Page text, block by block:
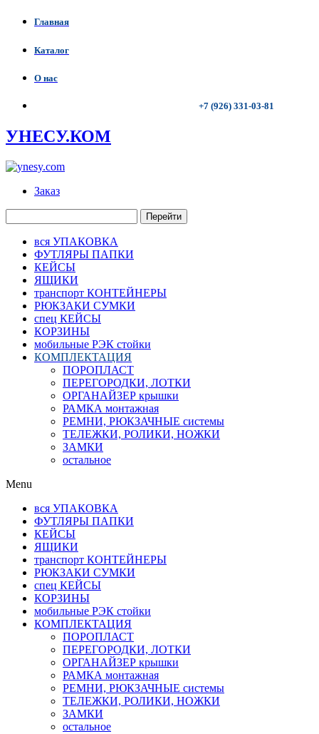
Главная
Каталог
О нас
+7 (926) 331-03-81
УНЕСУ.КОМ
Заказ
Перейти
вся УПАКОВКА
ФУТЛЯРЫ ПАПКИ
КЕЙСЫ
ЯЩИКИ
транспорт КОНТЕЙНЕРЫ
РЮКЗАКИ СУМКИ
спец КЕЙСЫ
КОРЗИНЫ
мобильные РЭК стойки
КОМПЛЕКТАЦИЯ
ПОРОПЛАСТ
ПЕРЕГОРОДКИ, ЛОТКИ
ОРГАНАЙЗЕР крышки
РАМКА монтажная
РЕМНИ, РЮКЗАЧНЫЕ системы
ТЕЛЕЖКИ, РОЛИКИ, НОЖКИ
ЗАМКИ
остальное
Menu
вся УПАКОВКА
ФУТЛЯРЫ ПАПКИ
КЕЙСЫ
ЯЩИКИ
транспорт КОНТЕЙНЕРЫ
РЮКЗАКИ СУМКИ
спец КЕЙСЫ
КОРЗИНЫ
мобильные РЭК стойки
КОМПЛЕКТАЦИЯ
ПОРОПЛАСТ
ПЕРЕГОРОДКИ, ЛОТКИ
ОРГАНАЙЗЕР крышки
РАМКА монтажная
РЕМНИ, РЮКЗАЧНЫЕ системы
ТЕЛЕЖКИ, РОЛИКИ, НОЖКИ
ЗАМКИ
остальное